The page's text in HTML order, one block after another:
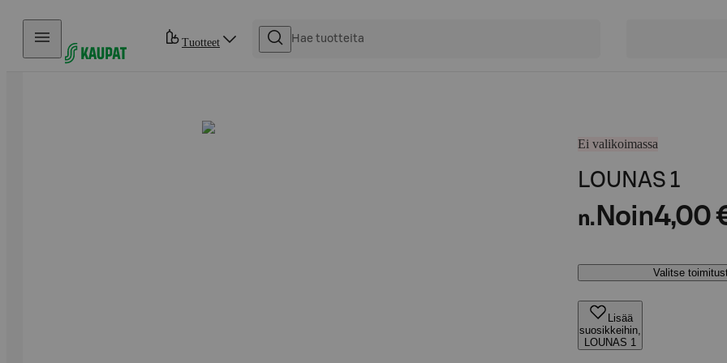
Hyppää sisältöön
Tuotteet
Ei valikoimassa
LOUNAS 1
n. Noin4,00
Valitse
Lisää
suosikkeihin,
LOUNAS 1